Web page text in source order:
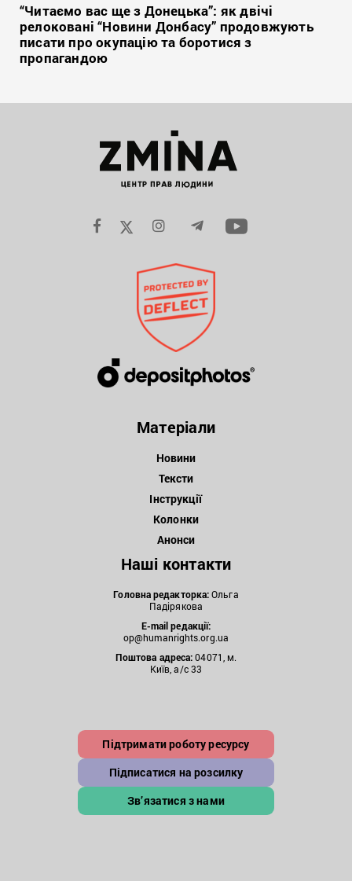
“Читаємо вас ще з Донецька”: як двічі
релоковані “Новини Донбасу” продовжують
писати про окупацію та боротися з
пропагандою
Матеріали
Новини
Тексти
Інструкції
Колонки
Анонси
Наші контакти
Головна редакторка:Ольга
Падірякова
E-mail редакції:
op@humanrights.org.ua
Поштова адреса:04071, м.
Київ, а/с 33
Підтримати роботу ресурсу
Підписатися на розсилку
Зв’язатися з нами